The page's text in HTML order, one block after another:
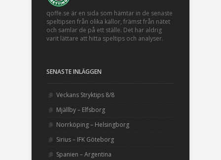
qoffe.se är en sida som hämtar in de senaste
speltipsen från olika källor, främst från nätet
och samlar de på ett ställe. Det har aldrig
varit lättare att hitta speltips och analyser.
SENASTE INLÄGGEN
Veckans Stryktips 8/8
Mjällby – Elfsborg
Norrköping – Helsingborg
Sirius – IFK Göteborg
Spanien – Argentina